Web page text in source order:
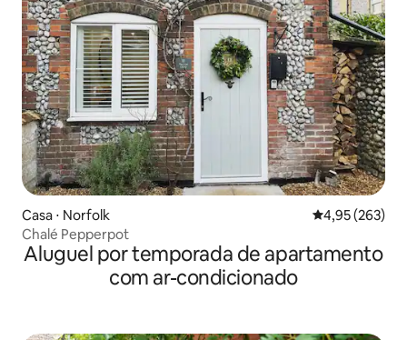
Casa ⋅ Norfolk 4,95 de uma
4,95 (263)
Chalé Pepperpot
Aluguel por temporada de apartamento
com ar-condicionado